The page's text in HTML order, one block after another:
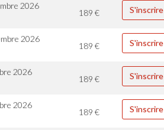
2026
189€ S'inscrire
2026
189€ S'inscrire
2026
189€ S'inscrire
2026
189€ S'inscrire